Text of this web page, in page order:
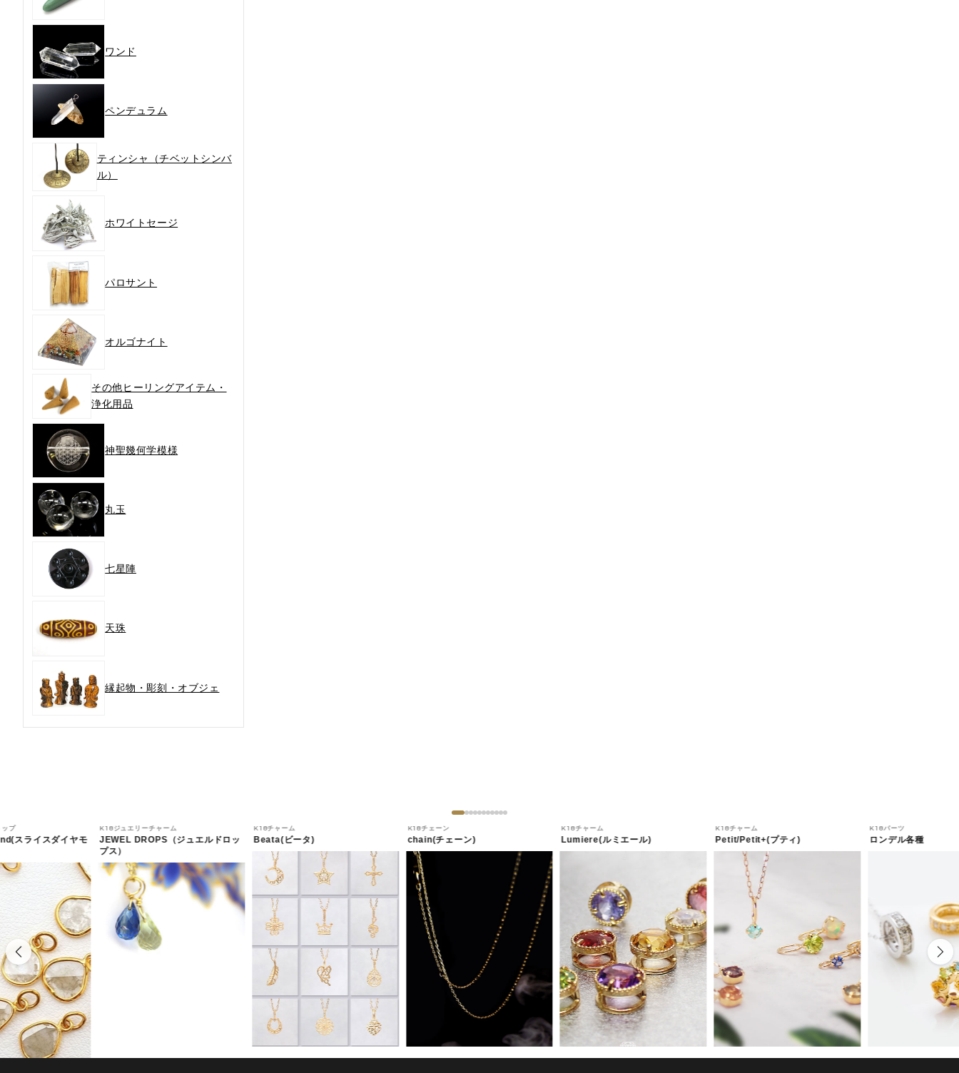
ワンド
ペンデュラム
ティンシャ（チベットシンバ
ル）
ホワイトセージ
パロサント
オルゴナイト
その他ヒーリングアイテム・
浄化用品
神聖幾何学模様
丸玉
七星陣
天珠
縁起物・彫刻・オブジェ
ップ
スライスダイヤモ
K18ジュエリーチャーム
JEWEL DROPS（ジュエルドロッ
プス）
K18チャーム
Beata(ビータ)
K18チェーン
chain(チェーン)
K18チャーム
Lumiere(ルミエール)
K18チャーム
Petit/Petit+(プティ)
K18パーツ
ロンデル各種